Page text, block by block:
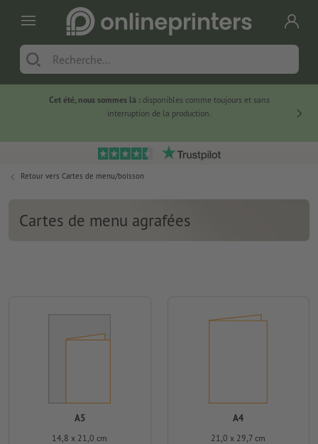
Cet été, nous sommes là :disponibles comme toujours et sans
interruption de la production.
Retour vers Cartes de menu/boisson
Cartes de menu agrafées
A5
14,8 x 21,0 cm
A4
21,0 x 29,7 cm